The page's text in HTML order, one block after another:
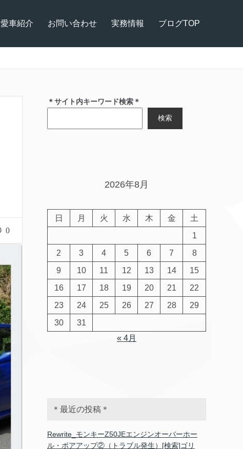
愛車紹介 お問い合わせ 実務情報 ブログTOP
0
＊サイト内キーワード検索＊
検索
2026年8月
日 月 火 水 木 金
土
1
2
3 4 5 6 7
8
9
10 11 12 13 14
15
16
17 18 19 20 21
22
23
24 25 26 27 28
29
30
31
« 4月
＊最近の投稿＊
Rewrite_モンキーZ50JEエンジンオーバーホー
ル・ボアアップ②（トラブル発生）[検索]ゴリ